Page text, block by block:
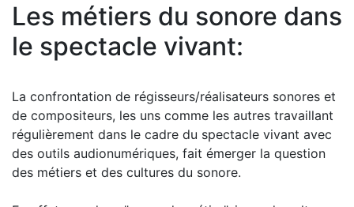
Les métiers du sonore dans
le spectacle vivant:
La confrontation de régisseurs/réalisateurs sonores et
de compositeurs, les uns comme les autres travaillant
régulièrement dans le cadre du spectacle vivant avec
des outils audionumériques, fait émerger la question
des métiers et des cultures du sonore.